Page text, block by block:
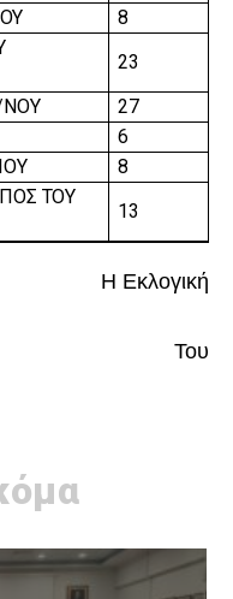
8
23
ΝΟΥ
27
6
8
ΤΟΥ
13